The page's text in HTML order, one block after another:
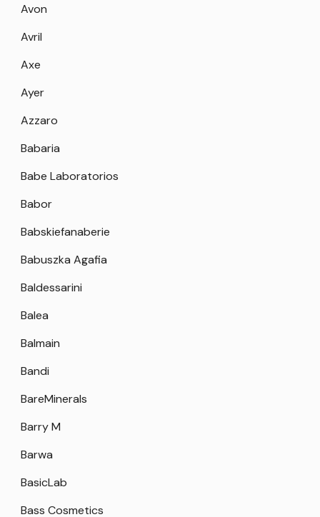
Avon
Avril
Axe
Ayer
Azzaro
Babaria
Babe Laboratorios
Babor
Babskiefanaberie
Babuszka Agafia
Baldessarini
Balea
Balmain
Bandi
BareMinerals
Barry M
Barwa
BasicLab
Bass Cosmetics